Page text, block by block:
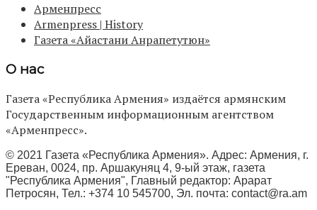
Арменпресс
Armenpress | History
Газета «Айастани Анрапетутюн»
О нас
Газета «Республика Армения» издаётся армянским
Государственным информационным агентством
«Арменпресс».
© 2021 Газета «Республика Армения». Адрес: Армения, г.
Ереван, 0024, пр. Аршакуняц 4, 9-ый этаж, газета
"Республика Армения", Главный редактор: Арарат
Петросян, Тел.: +374 10 545700, Эл. почта: contact@ra.am